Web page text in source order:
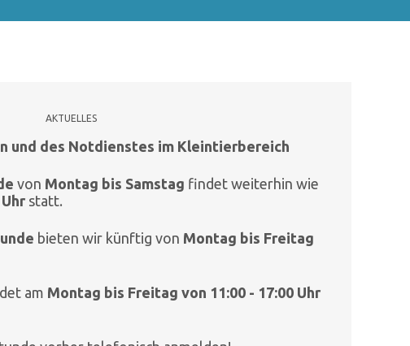
AKTUELLES
und des Notdienstes im Kleintierbereich
von Montag bis Samstag findet weiterhin wie
statt.
bieten wir künftig von Montag bis Freitag
am Montag bis Freitag von 11:00 - 17:00 Uhr